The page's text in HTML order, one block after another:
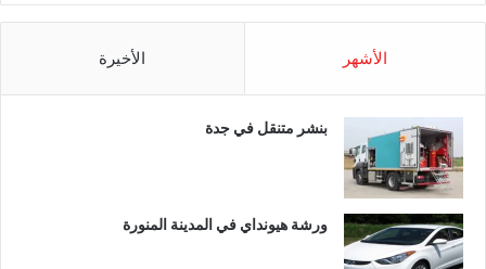
الأشهر الأخيرة
بنشر متنقل في جدة
ورشة هيونداي في المدينة المنورة